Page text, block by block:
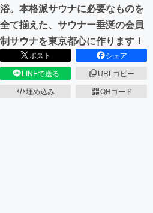
CAMPFIREふるさと納税
浴。本格派サウナに必要なものを
全て揃えた、サウナー垂涎の会員
制サウナを東京都心に作ります！
ポスト
シェア
LINEで送る
URLコピー
埋め込み
QRコード